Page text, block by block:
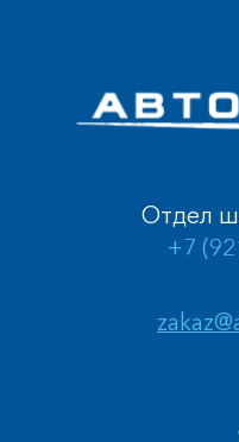
Отдел
+7